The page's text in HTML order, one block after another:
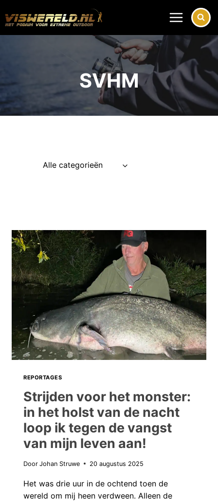
naar
SVHM
Alle categorieën
REPORTAGES
Strijden voor het monster:
in het holst van de nacht
loop ik tegen de vangst
van mijn leven aan!
Door Johan Struwe 20 augustus 2025
Het was drie uur in de ochtend toen de
wereld om mij heen verdween. Alleen de